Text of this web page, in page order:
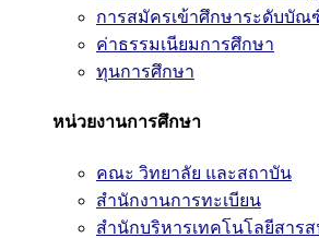
การสมัครเข้าศึกษาระดับบัณ
ค่าธรรมเนียมการศึกษา
ทุนการศึกษา
หน่วยงานการศึกษา
คณะ วิทยาลัย และสถาบัน
สำนักงานการทะเบียน
สำนักบริหารเทคโนโลยีสารส